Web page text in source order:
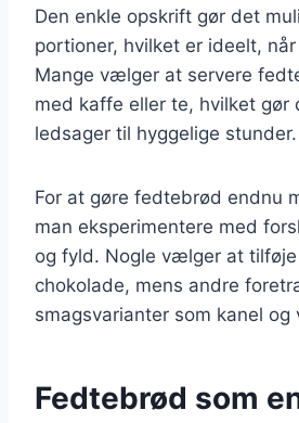
Den enkle opskrift gør det
portioner, hvilket er ideelt,
Mange vælger at servere
med kaffe eller te, hvilket gør
ledsager til hyggelige stunder.
For at gøre fedtebrød endnu
man eksperimentere med
og fyld. Nogle vælger at
chokolade, mens andre
smagsvarianter som kanel og
Fedtebrød som